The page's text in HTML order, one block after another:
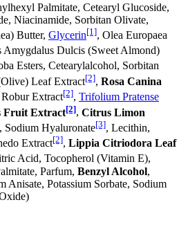
Palmitate, Cetearyl Glucoside,
Niacinamide, Sorbitan Olivate,
Butter, Glycerin[1], Olea Europaea
Amygdalus Dulcis (Sweet Almond)
Esters, Cetearylalcohol, Sorbitan
Leaf Extract[2], Rosa Canina
Extract[2], Trifolium Pratense
Fruit Extract[2], Citrus Limon
, Sodium Hyaluronate[3], Lecithin,
Extract[2], Lippia Citriodora Leaf
Acid, Tocopherol (Vitamin E),
Parfum, Benzyl Alcohol,
Anisate, Potassium Sorbate, Sodium